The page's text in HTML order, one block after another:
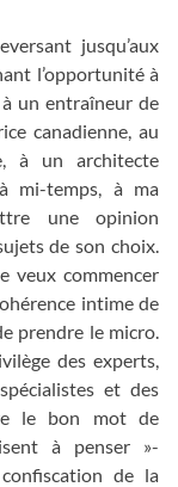
jusqu’aux
l’opportunité à
un entraîneur de
canadienne, au
à un architecte
mi-temps, à ma
une opinion
de son choix.
je veux commencer
intime de
prendre le micro.
des experts,
et des
le bon mot de
à penser »-
de la